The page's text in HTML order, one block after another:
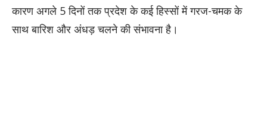
कारण अगले 5 दिनों तक प्रदेश के कई हिस्सों में गरज-चमक के
साथ बारिश और अंधड़ चलने की संभावना है।